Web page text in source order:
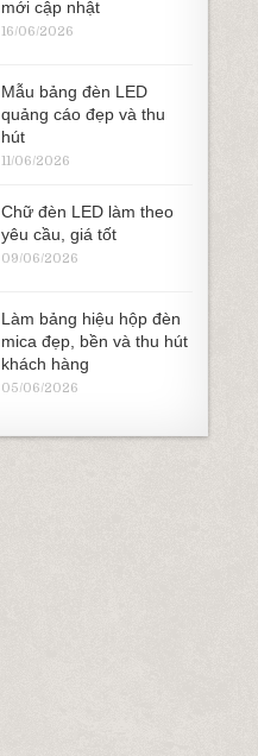
mới cập nhật
16/06/2026
Mẫu bảng đèn LED
quảng cáo đẹp và thu
hút
11/06/2026
Chữ đèn LED làm theo
yêu cầu, giá tốt
09/06/2026
Làm bảng hiệu hộp đèn
mica đẹp, bền và thu hút
khách hàng
05/06/2026